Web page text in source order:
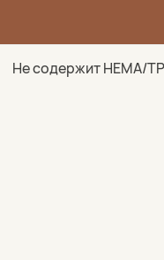
Не содержит HEMA/